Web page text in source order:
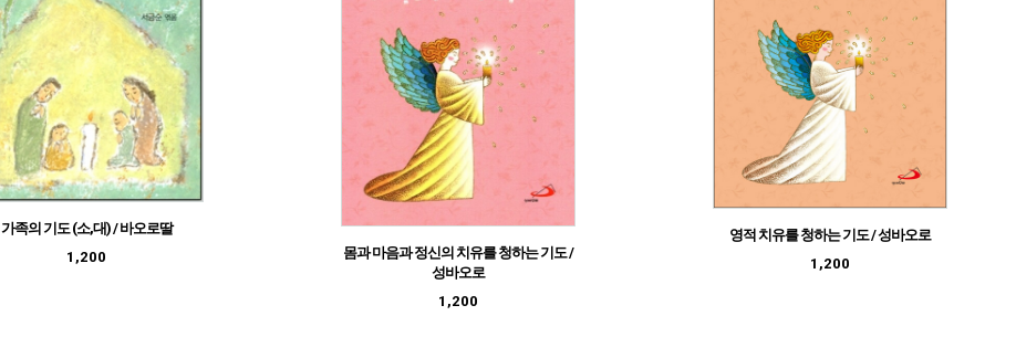
가족의 기도 (소,대) / 바오로딸
1,200
몸과 마음과 정신의 치유를 청하는 기도 /
성바오로
1,200
영적 치유를 청하는 기도 / 성바오로
1,200